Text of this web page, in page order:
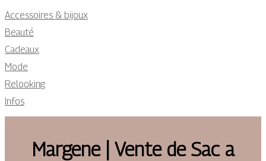
Accessoires & bijoux
Beauté
Cadeaux
Mode
Relooking
Infos
Margene | Vente de Sac a